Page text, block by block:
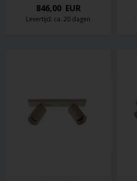
846,00EUR
Levertijd: ca. 20 dagen